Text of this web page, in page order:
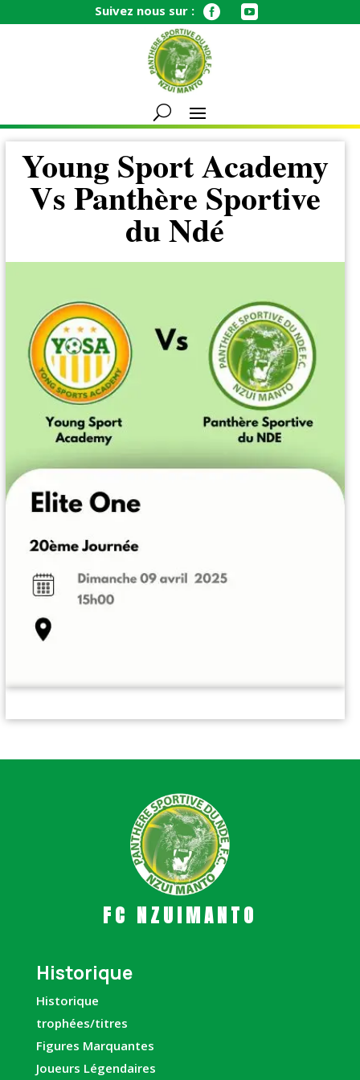
Suivez nous sur :  
Young Sport Academy
Vs Panthère Sportive
du Ndé
FC NZUIMANTO
Historique
Historique
trophées/titres
Figures Marquantes
Joueurs Légendaires